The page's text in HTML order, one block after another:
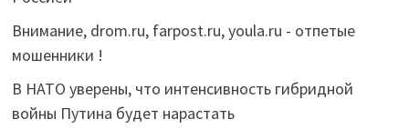
Внимание, drom.ru, farpost.ru, youla.ru - отпетые
мошенники !
В НАТО уверены, что интенсивность гибридной
войны Путина будет нарастать